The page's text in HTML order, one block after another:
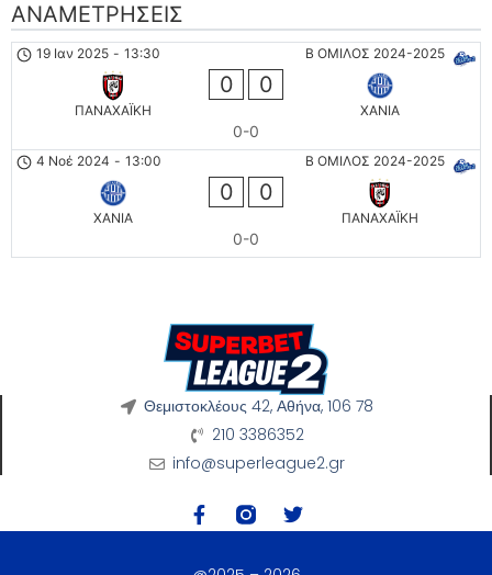
ΑΝΑΜΕΤΡΉΣΕΙΣ
Β ΟΜΙΛΟΣ 2024-2025
19 Ιαν 2025 - 13:30
ΠΑΝΑΧΑΪΚΗ
0 0
ΧΑΝΙΑ
0-0
Β ΟΜΙΛΟΣ 2024-2025
4 Νοέ 2024 - 13:00
ΧΑΝΙΑ
0 0
ΠΑΝΑΧΑΪΚΗ
0-0
Θεμιστοκλέους 42, Αθήνα, 106 78
210 3386352
info@superleague2.gr